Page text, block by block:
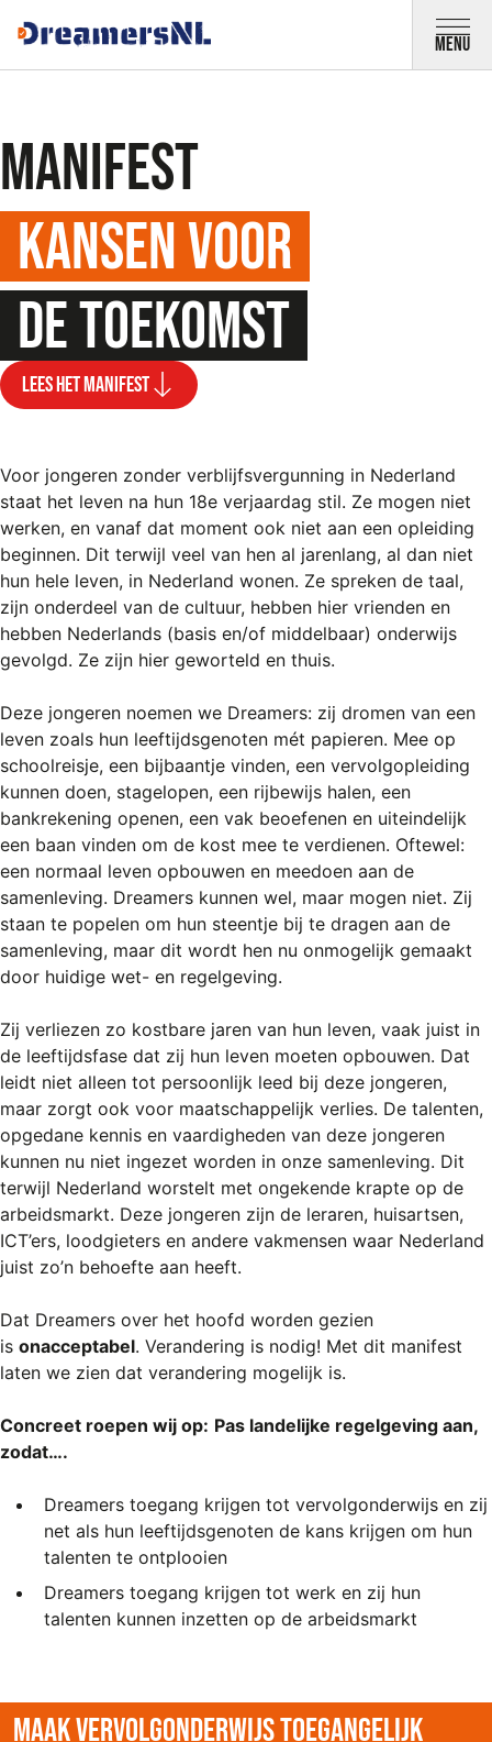
Menu
Manifest
Kansen voor
de toekomst
Lees het manifest
Voor jongeren zonder verblijfsvergunning in Nederland
staat het leven na hun 18e verjaardag stil. Ze mogen niet
werken, en vanaf dat moment ook niet aan een opleiding
beginnen. Dit terwijl veel van hen al jarenlang, al dan niet
hun hele leven, in Nederland wonen. Ze spreken de taal,
zijn onderdeel van de cultuur, hebben hier vrienden en
hebben Nederlands (basis en/of middelbaar) onderwijs
gevolgd. Ze zijn hier geworteld en thuis.
Deze jongeren noemen we Dreamers: zij dromen van een
leven zoals hun leeftijdsgenoten mét papieren. Mee op
schoolreisje, een bijbaantje vinden, een vervolgopleiding
kunnen doen, stagelopen, een rijbewijs halen, een
bankrekening openen, een vak beoefenen en uiteindelijk
een baan vinden om de kost mee te verdienen. Oftewel:
een normaal leven opbouwen en meedoen aan de
samenleving. Dreamers kunnen wel, maar mogen niet. Zij
staan te popelen om hun steentje bij te dragen aan de
samenleving, maar dit wordt hen nu onmogelijk gemaakt
door huidige wet- en regelgeving.
Zij verliezen zo kostbare jaren van hun leven, vaak juist in
de leeftijdsfase dat zij hun leven moeten opbouwen. Dat
leidt niet alleen tot persoonlijk leed bij deze jongeren,
maar zorgt ook voor maatschappelijk verlies. De talenten,
opgedane kennis en vaardigheden van deze jongeren
kunnen nu niet ingezet worden in onze samenleving. Dit
terwijl Nederland worstelt met ongekende krapte op de
arbeidsmarkt. Deze jongeren zijn de leraren, huisartsen,
ICT’ers, loodgieters en andere vakmensen waar Nederland
juist zo’n behoefte aan heeft.
Dat Dreamers over het hoofd worden gezien
is onacceptabel. Verandering is nodig! Met dit manifest
laten we zien dat verandering mogelijk is.
Concreet roepen wij op: Pas landelijke regelgeving aan,
zodat….
Dreamers toegang krijgen tot vervolgonderwijs en zij
net als hun leeftijdsgenoten de kans krijgen om hun
talenten te ontplooien
Dreamers toegang krijgen tot werk en zij hun
talenten kunnen inzetten op de arbeidsmarkt
Maak vervolgonderwijs toegangelijk